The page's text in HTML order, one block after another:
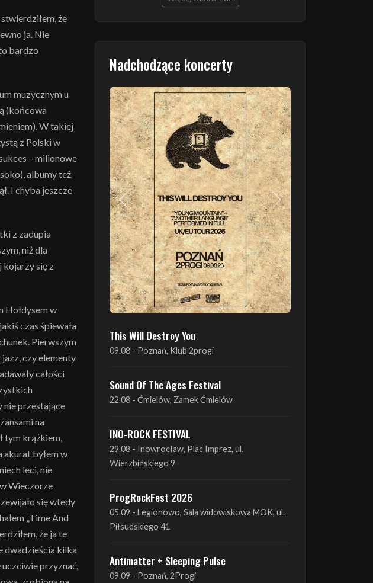
że
ja. Nie
bardzo
muzycznym u
(końcowa
W takiej
z Polski w
– milionowe
albumy też
I chyba jeszcze
z zadupia
niż dla
kojarzy się z
Hołdysem w
czas śpiewała
Pierwszym
czy elementy
całości
nie przestające
na
tym krążkiem,
akurat byłem w
leci, nie
Wieczorze
się wtedy
„Time And
że ja te
dwadzieścia kilka
przyznać,
Nadchodzące koncerty
Poprzedni Następny
This Will Destroy You
09.08 - Poznań, Klub 2progi
Sound Of The Ages Festival
22.08 - Ćmielów, Zamek Ćmielów
INO-ROCK FESTIVAL
29.08 - Inowrocław, Plac Imprez, ul.
ProgRockFest 2026
05.09 - Legionowo, Sala widowiskowa MOK, ul.
Antimatter + Sleeping Pulse
09.09 - Poznań, 2Progi
Amelia Tokarska - Celtic Tales Quartet
10.09 - Rybnik, Teatr Ziemi Rybnickiej